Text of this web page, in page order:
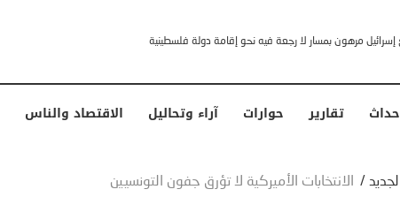
وجهها له الرئيس الأمريكي
تقارير حوارات آراء وتحاليل الاقتصاد والناس
الجديد / الانتخابات الأميركية لا تؤرق جفون التونسيين